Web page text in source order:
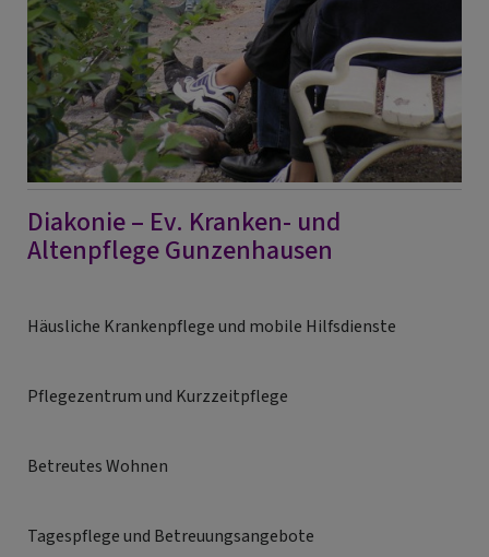
Diakonie – Ev. Kranken- und
Altenpflege Gunzenhausen
Häusliche Krankenpflege und mobile Hilfsdienste
Pflegezentrum und Kurzzeitpflege
Betreutes Wohnen
Tagespflege und Betreuungsangebote